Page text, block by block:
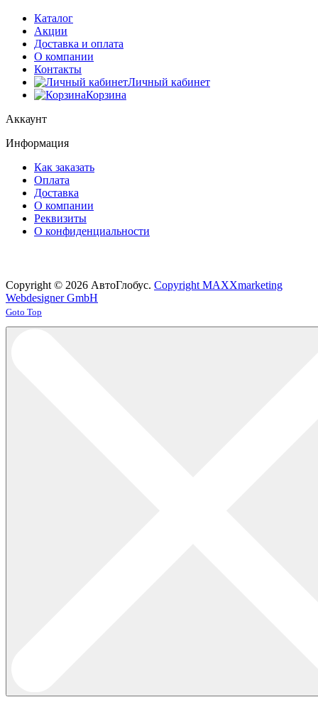
Каталог
Акции
Доставка и оплата
О компании
Контакты
Личный кабинет
Корзина
Аккаунт
Информация
Как заказать
Оплата
Доставка
О компании
Реквизиты
О конфиденциальности
Copyright © 2026 АвтоГлобус. Copyright MAXXmarketing
Webdesigner GmbH
Joomla! 3 Templates
Goto Top